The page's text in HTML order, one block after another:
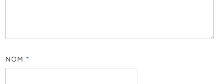
NOM *